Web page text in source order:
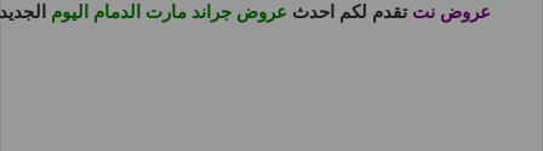
عروض نت تقدم لكم احدث عروض جراند مارت الدمام اليوم